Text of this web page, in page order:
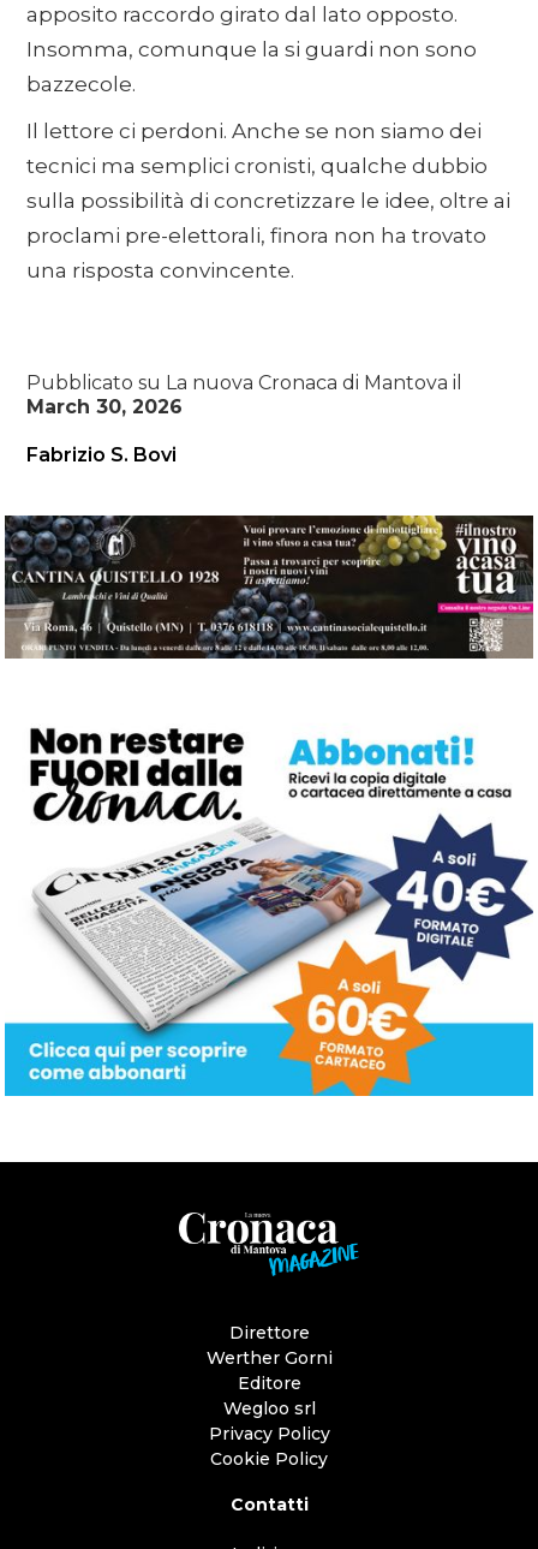
apposito raccordo girato dal lato opposto.
Insomma, comunque la si guardi non sono
bazzecole.
Il lettore ci perdoni. Anche se non siamo dei
tecnici ma semplici cronisti, qualche dubbio
sulla possibilità di concretizzare le idee, oltre ai
proclami pre-elettorali, finora non ha trovato
una risposta convincente.
Pubblicato su La nuova Cronaca di Mantova il
March 30, 2026
Fabrizio S. Bovi
Direttore
Werther Gorni
Editore
Wegloo srl
Privacy Policy
Cookie Policy
Contatti